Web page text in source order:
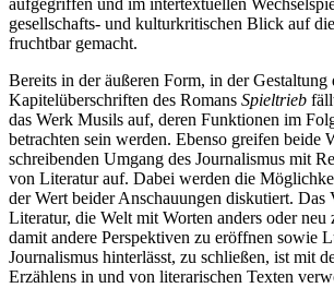
gesellschafts- und kulturkritischen Blick auf
fruchtbar gemacht.
Bereits in der äußeren Form, in der Gestaltung
Kapitelüberschriften des Romans Spieltrieb
das Werk Musils auf, deren Funktionen im
betrachten sein werden. Ebenso greifen beide
schreibenden Umgang des Journalismus mit
von Literatur auf. Dabei werden die
der Wert beider Anschauungen diskutiert. Das
Literatur, die Welt mit Worten anders oder neu
damit andere Perspektiven zu eröffnen sowie
Journalismus hinterlässt, zu schließen, ist mit
Erzählens in und von literarischen Texten